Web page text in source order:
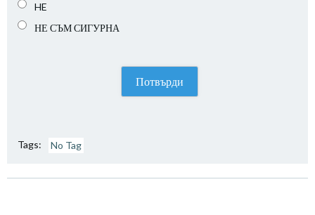
HE
НЕ СЪМ СИГУРНА
Tags: No Tag
Post
Post